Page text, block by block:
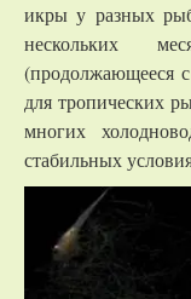
икры у разных
нескольких
(продолжающееся
для тропических
многих
стабильных